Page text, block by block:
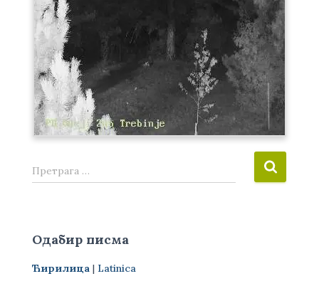
П
р
а
а
Претрага …
Одабир писма
Ћирилица | Latinica